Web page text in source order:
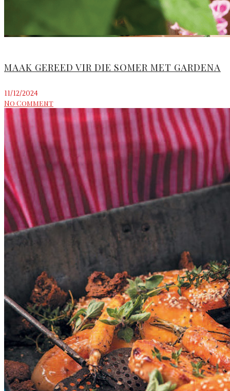
MAAK GEREED VIR DIE SOMER MET GARDENA
11/12/2024
No Comment